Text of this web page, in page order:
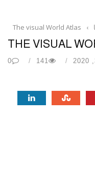
›
The visual World Atlas
THE VISUAL
141
0